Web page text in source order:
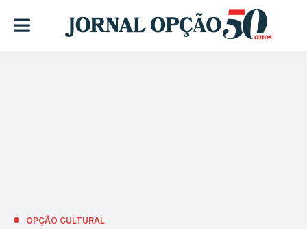
OPÇÃO CULTURAL